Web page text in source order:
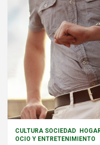
CULTURA SOCIEDAD
OCIO Y ENTRETENIMIENTO